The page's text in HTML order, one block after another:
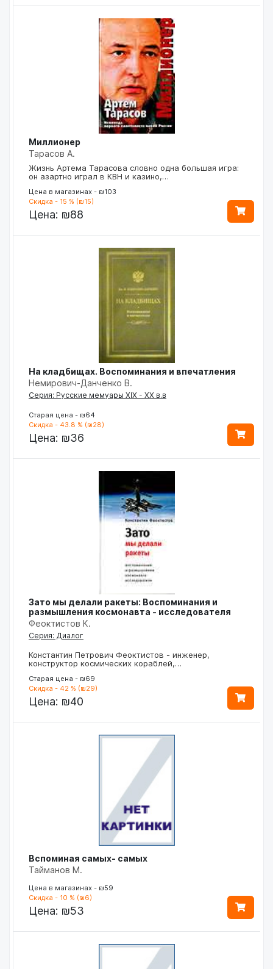
Миллионер
Тарасов А.
Жизнь Артема Тарасова словно одна большая игра:
он азартно играл в КВН и казино,…
Цена в магазинах - ₪103
Скидка - 15 % (₪15)
Цена: ₪88
На кладбищах. Воспоминания и впечатления
Немирович-Данченко В.
Серия: Русские мемуары ХIХ - ХХ в.в
Старая цена - ₪64
Скидка - 43.8 % (₪28)
Цена: ₪36
Зато мы делали ракеты: Воспоминания и
размышления космонавта - исследователя
Феоктистов К.
Серия: Диалог
Константин Петрович Феоктистов - инженер,
конструктор космических кораблей,…
Старая цена - ₪69
Скидка - 42 % (₪29)
Цена: ₪40
Вспоминая самых- самых
Тайманов М.
Цена в магазинах - ₪59
Скидка - 10 % (₪6)
Цена: ₪53